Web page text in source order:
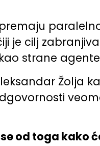
je cilj
strane
Žolja
od toga kako